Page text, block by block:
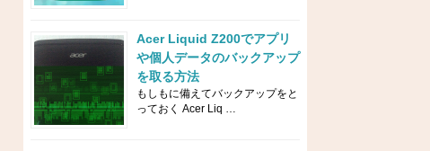
Acer Liquid Z200でアプリ
や個人データのバックアップ
を取る方法
もしもに備えてバックアップをと
っておく Acer Liq …